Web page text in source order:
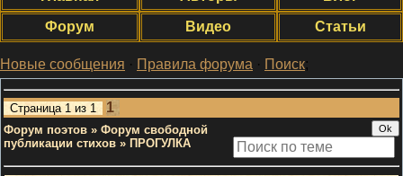
Форум
Видео Статьи
Новые сообщения · Правила форума · Поиск;
Страница 1 из 1 1
Форум поэтов » Форум свободной
публикации стихов » ПРОГУЛКА